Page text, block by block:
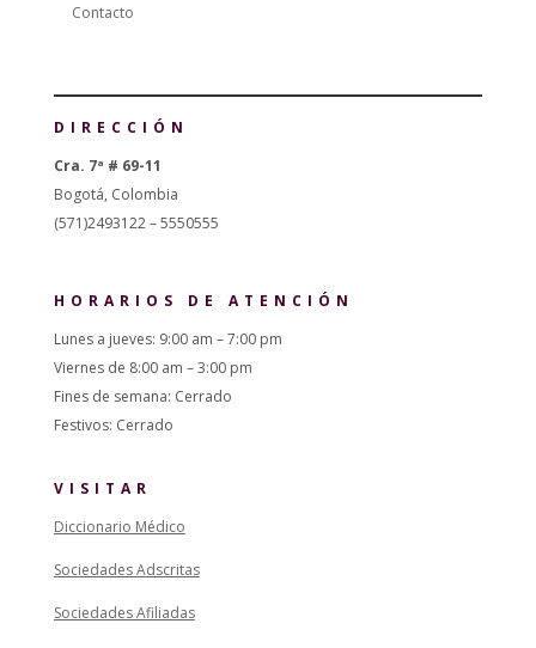
Contacto
DIRECCIÓN
Cra. 7ª # 69-11
Bogotá, Colombia
(571)2493122 – 5550555
HORARIOS DE ATENCIÓN
Lunes a jueves: 9:00 am – 7:00 pm
Viernes de 8:00 am – 3:00 pm
Fines de semana: Cerrado
Festivos: Cerrado
VISITAR
Diccionario Médico
Sociedades Adscritas
Sociedades Afiliadas